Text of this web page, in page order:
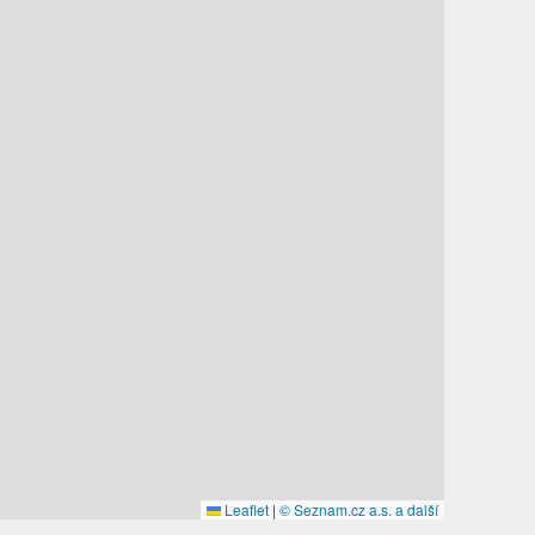
Leaflet | © Seznam.cz a.s. a další